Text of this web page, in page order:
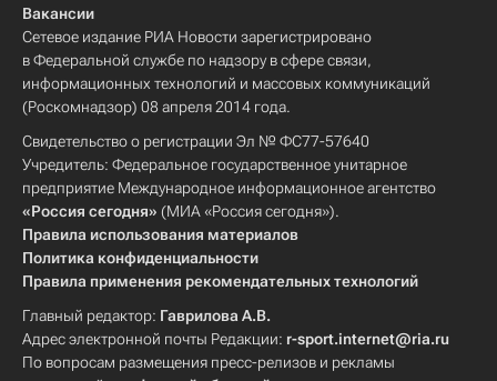
Вакансии
Сетевое издание РИА Новости зарегистрировано
в Федеральной службе по надзору в сфере связи,
информационных технологий и массовых коммуникаций
(Роскомнадзор) 08 апреля 2014 года.
Свидетельство о регистрации Эл № ФС77-57640
Учредитель: Федеральное государственное унитарное
предприятие Международное информационное агентство
«Россия сегодня» (МИА «Россия сегодня»).
Правила использования материалов
Политика конфиденциальности
Правила применения рекомендательных технологий
Главный редактор: Гаврилова А.В.
Адрес электронной почты Редакции: r-sport.internet@ria.ru
По вопросам размещения пресс-релизов и рекламы